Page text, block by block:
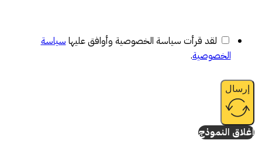
لقد قرأت سياسة الخصوصية وأوافق عليها سياسة
الخصوصية.
إرسال
إغلاق النموذج